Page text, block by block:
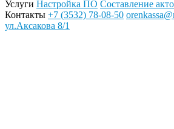
Услуги Настройка ПО Составление
Контакты +7 (3532) 78-08-50
ул.Аксакова 8/1